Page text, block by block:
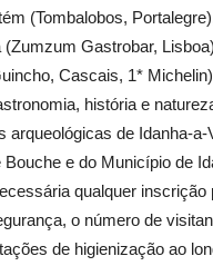
(Tombalobos,
(Zumzum Gastrobar,
Cascais, 1*
história e
de Idanha-a-
e do Município de
qualquer inscrição
o número de
de higienização ao